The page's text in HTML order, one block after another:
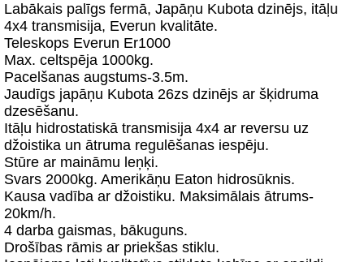
Labākais palīgs fermā, Japāņu Kubota dzinējs, itāļu
4x4 transmisija, Everun kvalitāte.
Teleskops Everun Er1000
Max. celtspēja 1000kg.
Pacelšanas augstums-3.5m.
Jaudīgs japāņu Kubota 26zs dzinējs ar šķidruma
dzesēšanu.
Itāļu hidrostatiskā transmisija 4x4 ar reversu uz
džoistika un ātruma regulēšanas iespēju.
Stūre ar maināmu leņķi.
Svars 2000kg. Amerikāņu Eaton hidrosūknis.
Kausa vadība ar džoistiku. Maksimālais ātrums-
20km/h.
4 darba gaismas, bākuguns.
Drošības rāmis ar priekšas stiklu.